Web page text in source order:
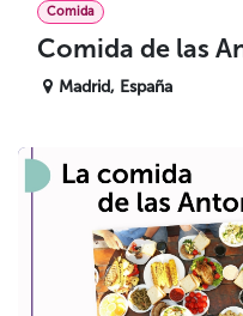
Comida
Comida de las
Madrid, España